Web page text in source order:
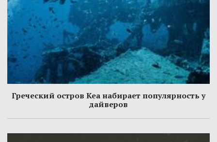
Греческий остров Кеа набирает популярность у
дайверов